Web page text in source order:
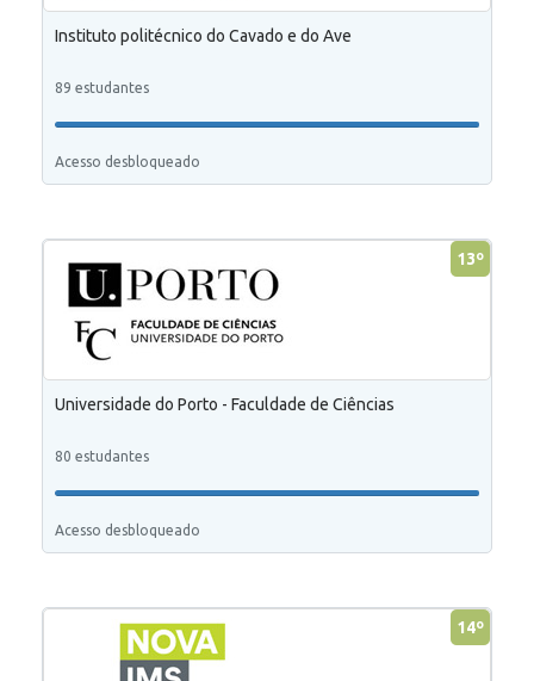
Instituto politécnico do Cavado e do Ave
89 estudantes
Acesso desbloqueado
13º
Universidade do Porto - Faculdade de Ciências
80 estudantes
Acesso desbloqueado
14º